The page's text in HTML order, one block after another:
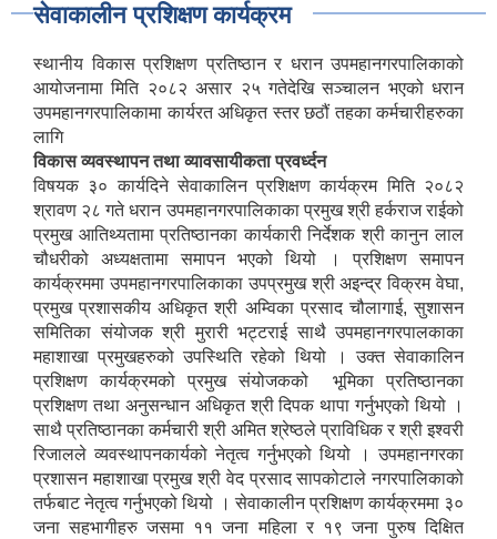
सेवाकालीन प्रशिक्षण कार्यक्रम
स्थानीय विकास प्रशिक्षण प्रतिष्ठान र धरान उपमहानगरपालिकाको
आयोजनामा मिति २०८२ असार २५ गतेदेखि सञ्चालन भएको धरान
उपमहानगरपालिकामा कार्यरत अधिकृत स्तर छठौं तहका कर्मचारीहरुका
लागि
विकास व्यवस्थापन तथा व्यावसायीकता प्रवर्ध्दन
विषयक ३० कार्यदिने सेवाकालिन प्रशिक्षण कार्यक्रम मिति २०८२
श्रावण २८ गते धरान उपमहानगरपालिकाका प्रमुख श्री हर्कराज राईको
प्रमुख आतिथ्यतामा प्रतिष्ठानका कार्यकारी निर्देशक श्री कानुन लाल
चौधरीको अध्यक्षतामा समापन भएको थियो । प्रशिक्षण समापन
कार्यक्रममा उपमहानगरपालिकाका उपप्रमुख श्री अइन्द्र विक्रम वेघा,
प्रमुख प्रशासकीय अधिकृत श्री अम्विका प्रसाद चौलागाई, सुशासन
समितिका संयोजक श्री मुरारी भट्टराई साथै उपमहानगरपालकाका
महाशाखा प्रमुखहरुको उपस्थिति रहेको थियो । उक्त सेवाकालिन
प्रशिक्षण कार्यक्रमको प्रमुख संयोजकको भूमिका प्रतिष्ठानका
प्रशिक्षण तथा अनुसन्धान अधिकृत श्री दिपक थापा गर्नुभएको थियो ।
साथै प्रतिष्ठानका कर्मचारी श्री अमित श्रेष्ठले प्राविधिक र श्री इश्वरी
रिजालले व्यवस्थापनकार्यको नेतृत्व गर्नुभएको थियो । उपमहानगरका
प्रशासन महाशाखा प्रमुख श्री वेद प्रसाद सापकोटाले नगरपालिकाको
तर्फबाट नेतृत्व गर्नुभएको थियो । सेवाकालीन प्रशिक्षण कार्यक्रममा ३०
जना सहभागीहरु जसमा ११ जना महिला र १९ जना पुरुष दिक्षित